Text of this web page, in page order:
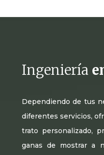
Ingeniería
Dependiendo de tus
diferentes servicios,
trato personalizado,
ganas de mostrar a